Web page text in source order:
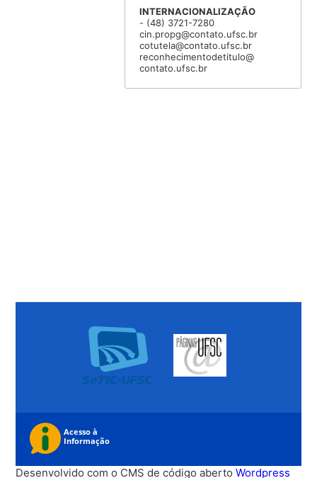
INTERNACIONALIZAÇÃO
- (48) 3721-7280
cin.propg@contato.ufsc.br
cotutela@contato.ufsc.br
reconhecimentodetitulo@
contato.ufsc.br
Desenvolvido com o CMS de código abertoWordpress